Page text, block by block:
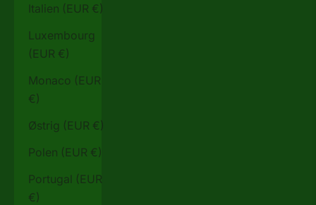
Italien (EUR €)
Luxembourg
(EUR €)
Monaco (EUR
€)
Østrig (EUR €)
Polen (EUR €)
Portugal (EUR
€)